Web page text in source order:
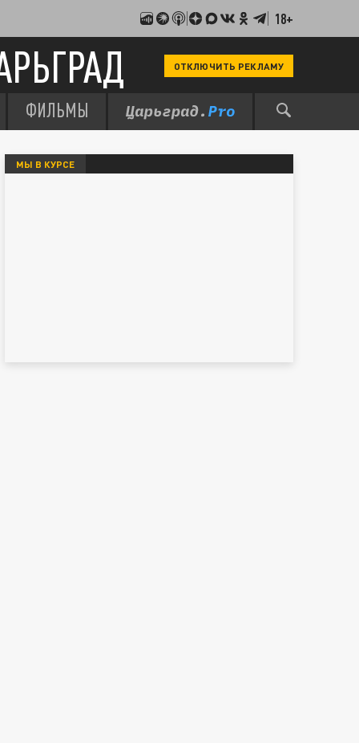
18+
ОТКЛЮЧИТЬ РЕКЛАМУ
ФИЛЬМЫ
МЫ В КУРСЕ